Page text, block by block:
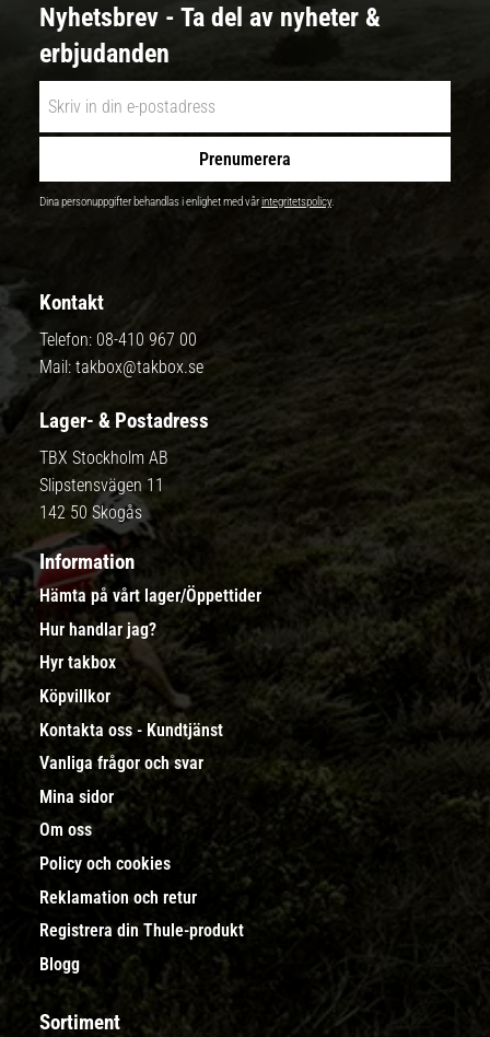
Nyhetsbrev - Ta del av nyheter &
erbjudanden
Prenumerera
Dina personuppgifter behandlas i enlighet med vårintegritetspolicy.
Kontakt
Telefon: 08-410 967 00
Mail: takbox@takbox.se
Lager- & Postadress
TBX Stockholm AB
Slipstensvägen 11
142 50 Skogås
Information
Hämta på vårt lager/Öppettider
Hur handlar jag?
Hyr takbox
Köpvillkor
Kontakta oss - Kundtjänst
Vanliga frågor och svar
Mina sidor
Om oss
Policy och cookies
Reklamation och retur
Registrera din Thule-produkt
Blogg
Sortiment